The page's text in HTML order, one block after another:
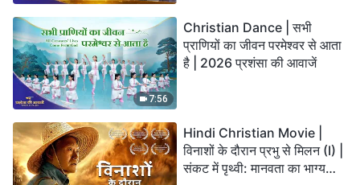
7:56
Christian Dance | सभी
प्राणियों का जीवन परमेश्वर से आता
है | 2026 प्रशंसा की आवाजें
Hindi Christian Movie |
विनाशों के दौरान प्रभु से मिलन (I) |
संकट में पृथ्वी: मानवता का भाग्य